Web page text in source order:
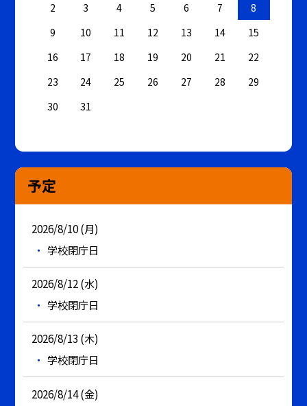
2
3 4 5 6 7
8
9
10 11 12 13 14
15
16
17 18 19 20 21
22
23
24 25 26 27 28
29
30
31
予定
2026/8/10 (月)
学校閉庁日
2026/8/12 (水)
学校閉庁日
2026/8/13 (木)
学校閉庁日
2026/8/14 (金)